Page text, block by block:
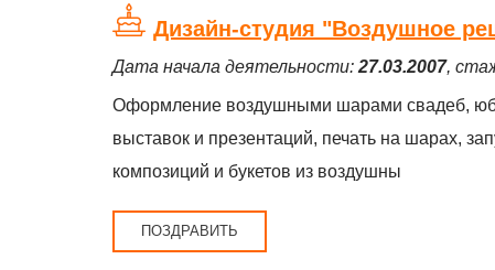
Дизайн-студия "Воздушное
Дата начала деятельности: 27.03.2007,
Оформление воздушными шарами свадеб,
выставок и презентаций, печать на шарах,
композиций и букетов из воздушны
ПОЗДРАВИТЬ